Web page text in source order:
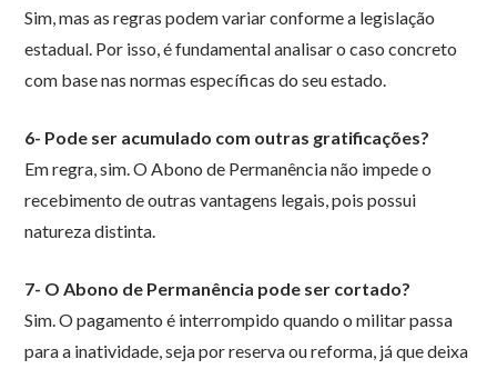
Sim, mas as regras podem variar conforme a legislação
estadual. Por isso, é fundamental analisar o caso concreto
com base nas normas específicas do seu estado.
6- Pode ser acumulado com outras gratificações?
Em regra, sim. O Abono de Permanência não impede o
recebimento de outras vantagens legais, pois possui
natureza distinta.
7- O Abono de Permanência pode ser cortado?
Sim. O pagamento é interrompido quando o militar passa
para a inatividade, seja por reserva ou reforma, já que deixa